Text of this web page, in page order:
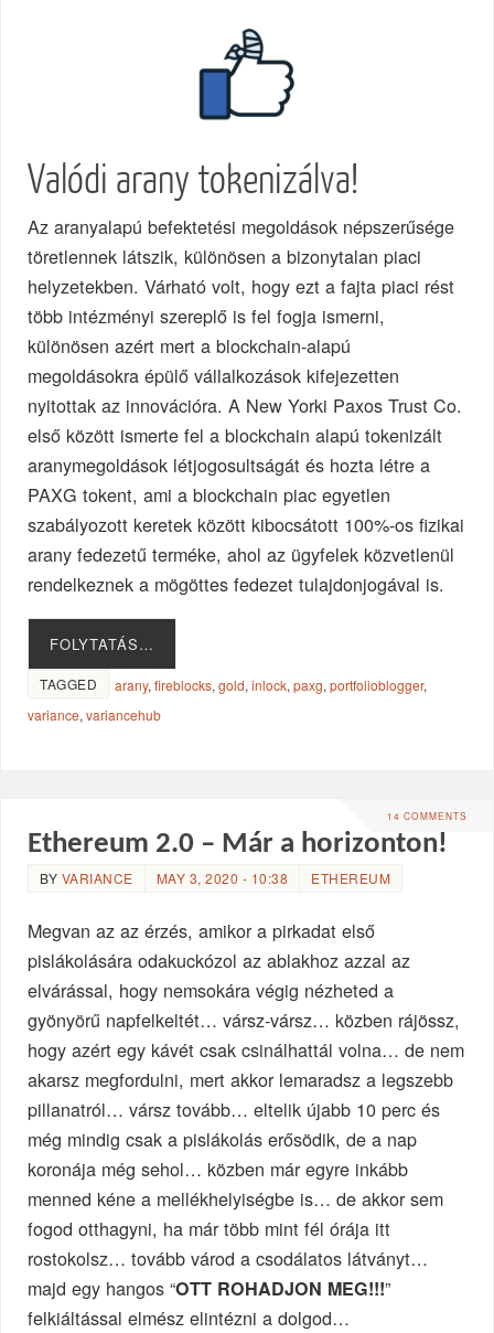
Valódi arany tokenizálva!
Az aranyalapú befektetési megoldások népszerűsége
töretlennek látszik, különösen a bizonytalan piaci
helyzetekben. Várható volt, hogy ezt a fajta piaci rést
több intézményi szereplő is fel fogja ismerni,
különösen azért mert a blockchain-alapú
megoldásokra épülő vállalkozások kifejezetten
nyitottak az innovációra. A New Yorki Paxos Trust Co.
első között ismerte fel a blockchain alapú tokenizált
aranymegoldások létjogosultságát és hozta létre a
PAXG tokent, ami a blockchain piac egyetlen
szabályozott keretek között kibocsátott 100%-os fizikai
arany fedezetű terméke, ahol az ügyfelek közvetlenül
rendelkeznek a mögöttes fedezet tulajdonjogával is.
FOLYTATÁS…
TAGGED arany,fireblocks,gold,inlock,paxg,portfolioblogger,
variance,variancehub
14 COMMENTS
Ethereum 2.0 – Már a horizonton!
BY VARIANCE MAY 3, 2020 - 10:38 ETHEREUM
Megvan az az érzés, amikor a pirkadat első
pislákolására odakuckózol az ablakhoz azzal az
elvárással, hogy nemsokára végig nézheted a
gyönyörű napfelkeltét… vársz-vársz… közben rájössz,
hogy azért egy kávét csak csinálhattál volna… de nem
akarsz megfordulni, mert akkor lemaradsz a legszebb
pillanatról… vársz tovább… eltelik újabb 10 perc és
még mindig csak a pislákolás erősödik, de a nap
koronája még sehol… közben már egyre inkább
menned kéne a mellékhelyiségbe is… de akkor sem
fogod otthagyni, ha már több mint fél órája itt
rostokolsz… tovább várod a csodálatos látványt…
majd egy hangos “OTT ROHADJON MEG!!!”
felkiáltással elmész elintézni a dolgod…